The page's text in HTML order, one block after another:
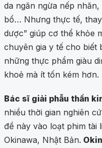
da ngăn ngừa nếp
bổ… Nhưng thực tế,
dược” giúp cơ thể khỏe
chuyên gia y tế cho biết
những thực phẩm giàu
khoẻ mà ít tốn kém hơn.
Bác sĩ giải phẫu thần
nhiều thời gian nghiên
đề này vào loạt phim tài
Okinawa, Nhật Bản.